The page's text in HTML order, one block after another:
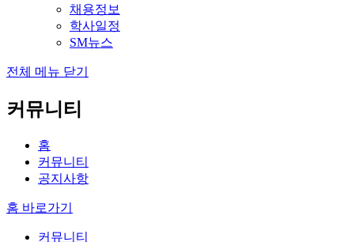
채용정보
학사일정
SM뉴스
전체 메뉴 닫기
커뮤니티
홈
커뮤니티
공지사항
홈 바로가기
커뮤니티